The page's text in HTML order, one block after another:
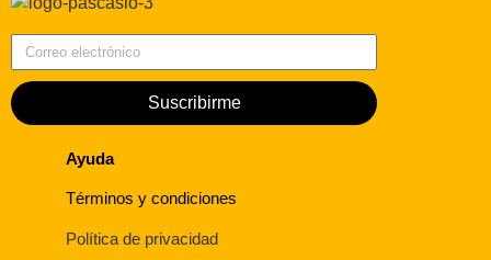
Suscribirme
Ayuda
Términos y condiciones
Política de privacidad